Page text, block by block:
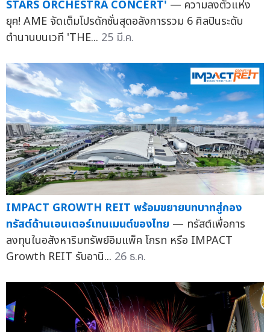
STARS ORCHESTRA CONCERT' — ความลงตัวแห่ง
ยุค! AME จัดเต็มโปรดักชั่นสุดอลังการรวม 6 ศิลปินระดับ
ตำนานบนเวที 'THE... 25 มี.ค.
IMPACT GROWTH REIT พร้อมขยายบทบาทสู่กอง
ทรัสต์ด้านเอนเตอร์เทนเมนต์ของไทย — ทรัสต์เพื่อการ
ลงทุนในอสังหาริมทรัพย์อิมแพ็ค โกรท หรือ IMPACT
Growth REIT รับอานิ... 26 ธ.ค.